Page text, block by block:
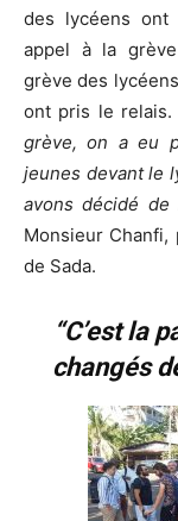
des lycéens ont
appel à la
grève des
ont pris le relais.
grève, on a eu
jeunes devant le
avons décidé de
Monsieur Chanfi,
de Sada.
“C’est la
changés